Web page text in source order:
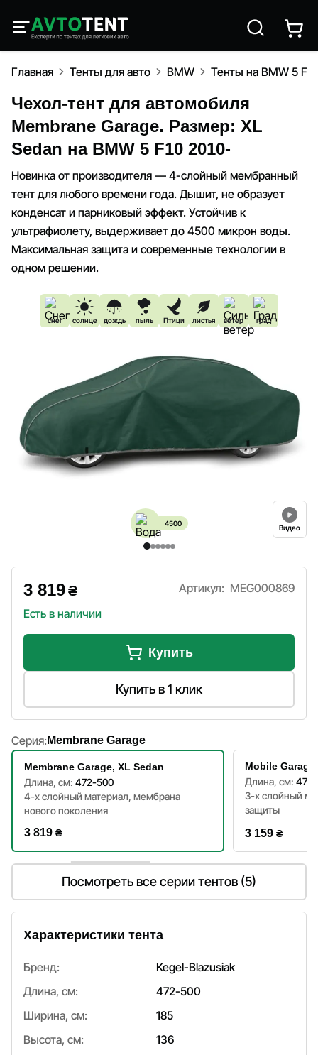
Главная Тенты для авто BMW Тенты на BMW 5
Чехол-тент для автомобиля
Membrane Garage. Размер: XL
Sedan на BMW 5 F10 2010-
Новинка от производителя — 4-слойный мембранный
тент для любого времени года. Дышит, не образует
конденсат и парниковый эффект. Устойчив к
ультрафиолету, выдерживает до 4500 микрон воды.
Максимальная защита и современные технологии в
одном решении.
снег солнце дождь пыль Птици листья ветер град
4500 Видео
3 819₴
Есть в наличии
Артикул: MEG000869
Купить
Купить в 1 клик
Серия: Membrane Garage
Membrane Garage, XL Sedan
Длина, см: 472-500
4-х слойный материал, мембрана
нового поколения
3 819 ₴
Mobile
Длина, см:
3-х слойный
защиты
3 159 ₴
Посмотреть все серии тентов (5)
Характеристики тента
Бренд:
Kegel-Blazusiak
Длина, см:
472-500
Ширина, см:
185
Высота, см:
136